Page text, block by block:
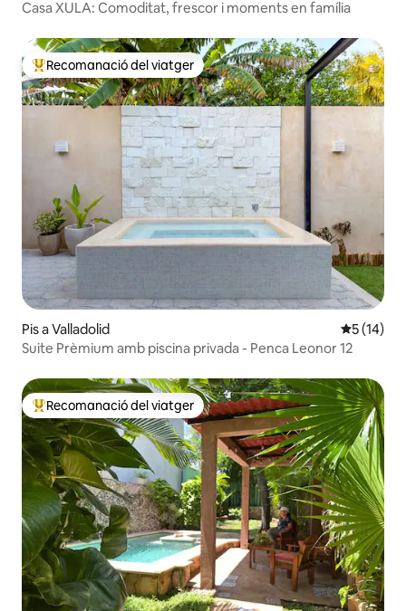
Casa XULA: Comoditat, frescor i moments en família
Principals recomanacions dels viatgers
Recomanació del viatger
Pis a Valladolid 5 de
5 (14)
Suite Prèmium amb piscina privada - Penca Leonor 12
Principals recomanacions dels viatgers
Recomanació del viatger